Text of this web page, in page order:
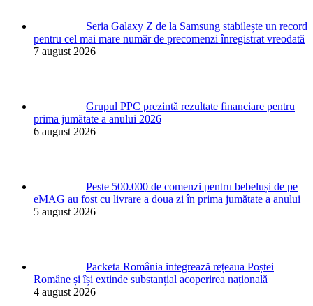
Seria Galaxy Z de la Samsung stabilește un record
pentru cel mai mare număr de precomenzi înregistrat vreodată
7 august 2026
Grupul PPC prezintă rezultate financiare pentru
prima jumătate a anului 2026
6 august 2026
Peste 500.000 de comenzi pentru bebeluși de pe
eMAG au fost cu livrare a doua zi în prima jumătate a anului
5 august 2026
Packeta România integrează rețeaua Poștei
Române și își extinde substanțial acoperirea națională
4 august 2026